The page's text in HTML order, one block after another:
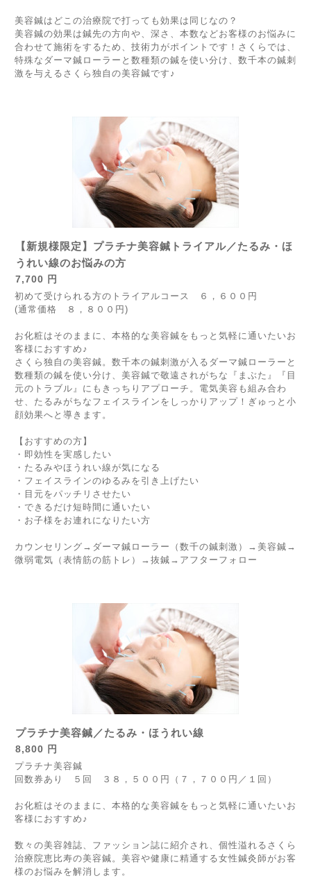
美容鍼はどこの治療院で打っても効果は同じなの？
美容鍼の効果は鍼先の方向や、深さ、本数などお客様のお悩みに
合わせて施術をするため、技術力がポイントです！ さくらでは、
特殊なダーマ鍼ローラーと数種類の鍼を使い分け、数千本の鍼刺
激を与えるさくら独自の美容鍼です♪
【新規様限定】プラチナ美容鍼トライアル／たるみ・ほ
うれい線のお悩みの方
7,700 円
初めて受けられる方のトライアルコース ６，６００円
(通常価格 ８，８００円)
お化粧はそのままに、本格的な美容鍼をもっと気軽に通いたいお
客様におすすめ♪
さくら独自の美容鍼。数千本の鍼刺激が入るダーマ鍼ローラーと
数種類の鍼を使い分け、美容鍼で敬遠されがちな『まぶた』『目
元のトラブル』にもきっちりアプローチ。電気美容も組み合わ
せ、たるみがちなフェイスラインをしっかりアップ！ぎゅっと小
顔効果へと導きます。
【おすすめの方】
・即効性を実感したい
・たるみやほうれい線が気になる
・フェイスラインのゆるみを引き上げたい
・目元をパッチリさせたい
・できるだけ短時間に通いたい
・お子様をお連れになりたい方
カウンセリング→ダーマ鍼ローラー（数千の鍼刺激）→美容鍼→
微弱電気（表情筋の筋トレ）→抜鍼→アフターフォロー
プラチナ美容鍼／たるみ・ほうれい線
8,800 円
プラチナ美容鍼
回数券あり ５回 ３８，５００円（７，７００円／１回）
お化粧はそのままに、本格的な美容鍼をもっと気軽に通いたいお
客様におすすめ♪
数々の美容雑誌、ファッション誌に紹介され、個性溢れるさくら
治療院恵比寿の美容鍼。美容や健康に精通する女性鍼灸師がお客
様のお悩みを解消します。